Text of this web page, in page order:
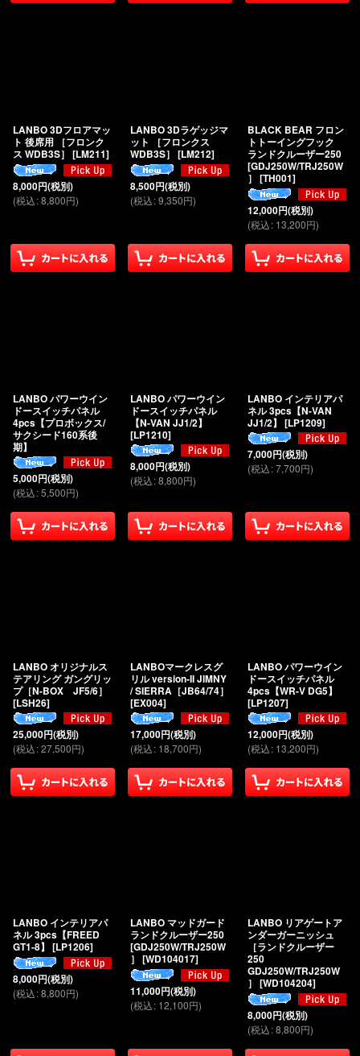
LANBO 3Dフロアマッ
ト 後席用 ［フロンク
ス WDB3S］ [LM211]
8,000円(税別)
(税込:8,800円)
LANBO 3Dラゲッジマ
ット ［フロンクス
WDB3S］ [LM212]
8,500円(税別)
(税込:9,350円)
BLACK BEAR フロン
トトーイングフック
ランドクルーザー250
[GDJ250W/TRJ250W
］ [TH001]
12,000円(税別)
(税込: 13,200円)
LANBO パワーウイン
ドースイッチパネル
4pcs【プロボックス/
サクシード160系後
期】
5,000円(税別)
(税込:5,500円)
LANBO パワーウイン
ドースイッチパネル
【N-VAN JJ1/2】
[LP1210]
8,000円(税別)
(税込:8,800円)
LANBO インテリアパ
ネル 3pcs【N-VAN
JJ1/2】 [LP1209]
7,000円(税別)
(税込:7,700円)
LANBO オリジナルス
テアリング ガングリッ
プ［N-BOX JF5/6］
[LSH26]
25,000円(税別)
(税込:27,500円)
LANBOマークレスグ
リル version-II JIMNY
/ SIERRA［JB64/74］
[EX004]
17,000円(税別)
(税込: 18,700円)
LANBO パワーウイン
ドースイッチパネル
4pcs【WR-V DG5】
[LP1207]
12,000円(税別)
(税込: 13,200円)
LANBO インテリアパ
ネル 3pcs【FREED
GT1-8】 [LP1206]
8,000円(税別)
(税込:8,800円)
LANBO マッドガード
ランドクルーザー250
[GDJ250W/TRJ250W
］ [WD104017]
11,000円(税別)
(税込: 12,100円)
LANBO リアゲートア
ンダーガーニッシュ
［ランドクルーザー
250
GDJ250W/TRJ250W
］ [WD104204]
8,000円(税別)
(税込:8,800円)